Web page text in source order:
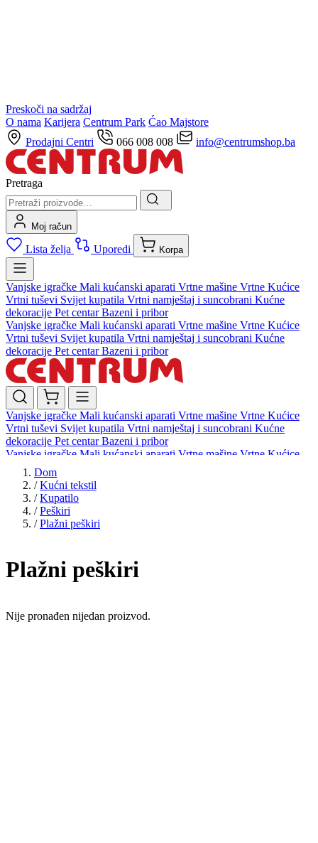
Preskoči na sadržaj
O nama Karijera Centrum Park Ćao Majstore
Prodajni Centri
066 008 008 info@centrumshop.ba
Pretraga
Moj račun
Lista želja Uporedi Korpa
Vanjske igračke Mali kućanski aparati Vrtne mašine Vrtne Kućice
Vrtni tuševi Svijet kupatila Vrtni namještaj i suncobrani Kućne
dekoracije Pet centarBazeni i pribor
Vanjske igračke Mali kućanski aparati Vrtne mašine Vrtne Kućice
Vrtni tuševi Svijet kupatila Vrtni namještaj i suncobrani Kućne
dekoracije Pet centarBazeni i pribor
Vanjske igračke Mali kućanski aparati Vrtne mašine Vrtne Kućice
Vrtni tuševi Svijet kupatila Vrtni namještaj i suncobrani Kućne
dekoracije Pet centarBazeni i pribor
Vanjske igračke Mali kućanski aparati Vrtne mašine Vrtne Kućice
Vrtni tuševi
dekoracijePet centar
Dom
/ Kućni tekstil
/ Kupatilo
/ Peškiri
/ Plažni peškiri
Plažni peškiri
Nije pronađen nijedan proizvod.